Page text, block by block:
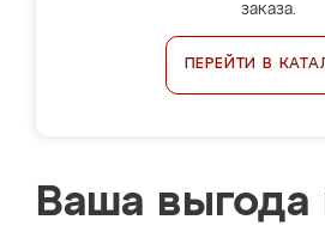
заказа.
ПЕРЕЙТИ В
Ваша выгода